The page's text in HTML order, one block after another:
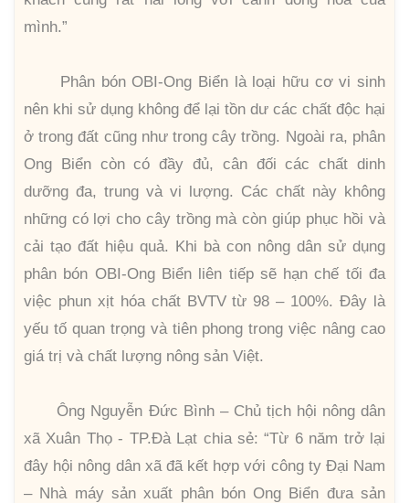
mình.”
Phân bón OBI-Ong Biển là loại hữu cơ vi sinh
nên khi sử dụng không để lại tồn dư các chất độc hại
ở trong đất cũng như trong cây trồng. Ngoài ra, phân
Ong Biển còn có đầy đủ, cân đối các chất dinh
dưỡng đa, trung và vi lượng. Các chất này không
những có lợi cho cây trồng mà còn giúp phục hồi và
cải tạo đất hiệu quả. Khi bà con nông dân sử dụng
phân bón OBI-Ong Biển liên tiếp sẽ hạn chế tối đa
việc phun xịt hóa chất BVTV từ 98 – 100%. Đây là
yếu tố quan trọng và tiên phong trong việc nâng cao
giá trị và chất lượng nông sản Việt.
Ông Nguyễn Đức Bình – Chủ tịch hội nông dân
xã Xuân Thọ - TP.Đà Lạt chia sẻ: “Từ 6 năm trở lại
đây hội nông dân xã đã kết hợp với công ty Đại Nam
– Nhà máy sản xuất phân bón Ong Biển đưa sản